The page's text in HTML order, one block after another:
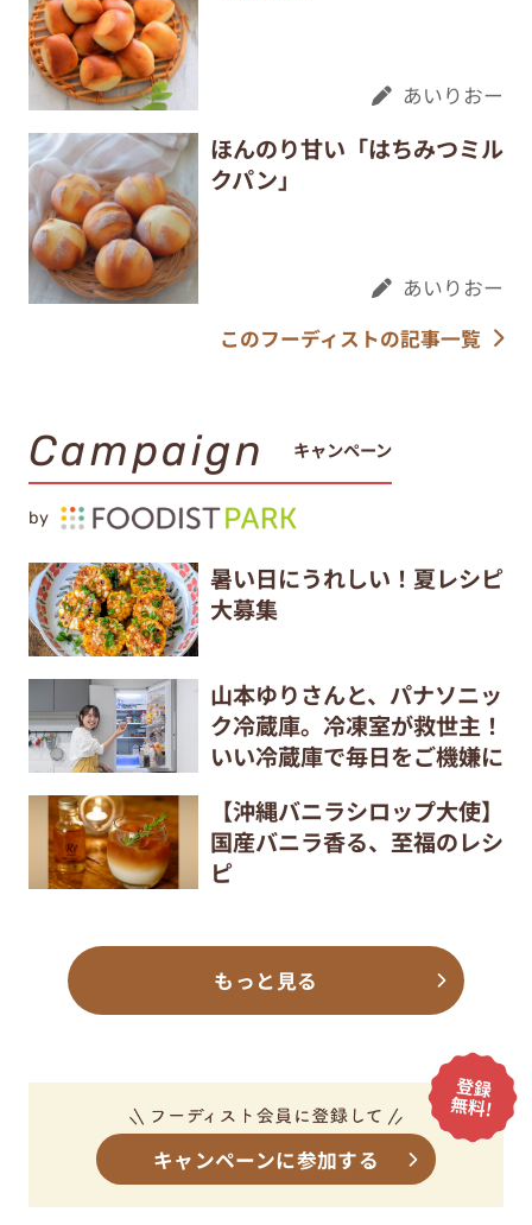
あいりおー
ほんのり甘い「はちみつミル
クパン」
あいりおー
このフーディストの記事一覧
Campaign キャンペーン
by
暑い日にうれしい！夏レシピ
大募集
山本ゆりさんと、パナソニッ
ク冷蔵庫。冷凍室が救世主！
いい冷蔵庫で毎日をご機嫌に
【沖縄バニラシロップ大使】
国産バニラ香る、至福のレシ
ピ
もっと見る
キャンペーンに参加する